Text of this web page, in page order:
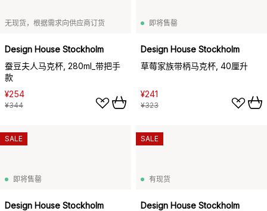
无现货，根据需求向供应商订货
Design House Stockholm
蚕豆夫人马克杯, 280ml_带把手
款
¥254
¥344
即将售罄
Design House Stockholm
草莓家族带柄马克杯, 40厘升
¥241
¥323
即将售罄
Design House Stockholm
SALE
有现货
Design House Stockholm
SALE